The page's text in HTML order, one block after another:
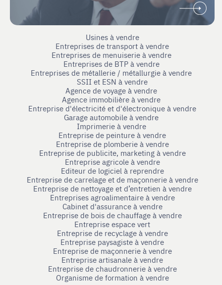
Usines à vendre
Entreprises de transport à vendre
Entreprises de menuiserie à vendre
Entreprises de BTP à vendre
Entreprises de métallerie / métallurgie à vendre
SSII et ESN à vendre
Agence de voyage à vendre
Agence immobilière à vendre
Entreprise d'électricité et d'électronique à vendre
Garage automobile à vendre
Imprimerie à vendre
Entreprise de peinture à vendre
Entreprise de plomberie à vendre
Entreprise de publicite, marketing à vendre
Entreprise agricole à vendre
Editeur de logiciel à reprendre
Entreprise de carrelage et de maçonnerie à vendre
Entreprise de nettoyage et d’entretien à vendre
Entreprises agroalimentaire à vendre
Cabinet d'assurance à vendre
Entreprise de bois de chauffage à vendre
Entreprise espace vert
Entreprise de recyclage à vendre
Entreprise paysagiste à vendre
Entreprise de maçonnerie à vendre
Entreprise artisanale à vendre
Entreprise de chaudronnerie à vendre
Organisme de formation à vendre